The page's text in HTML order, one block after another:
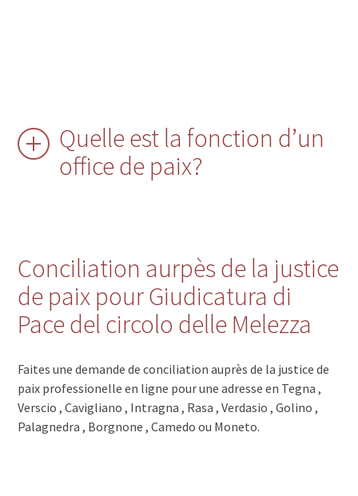
Quelle est la fonction d’un
office de paix?
Conciliation aurpès de la justice
de paix pour Giudicatura di
Pace del circolo delle Melezza
Faites une demande de conciliation auprès de la justice de
paix professionelle en ligne pour une adresse en Tegna ,
Verscio , Cavigliano , Intragna , Rasa , Verdasio , Golino ,
Palagnedra , Borgnone , Camedo ou Moneto.